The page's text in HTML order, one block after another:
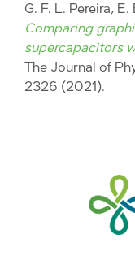
G. F. L. Pereira,
Comparing
supercapacitors
The Journal of
2326 (2021).